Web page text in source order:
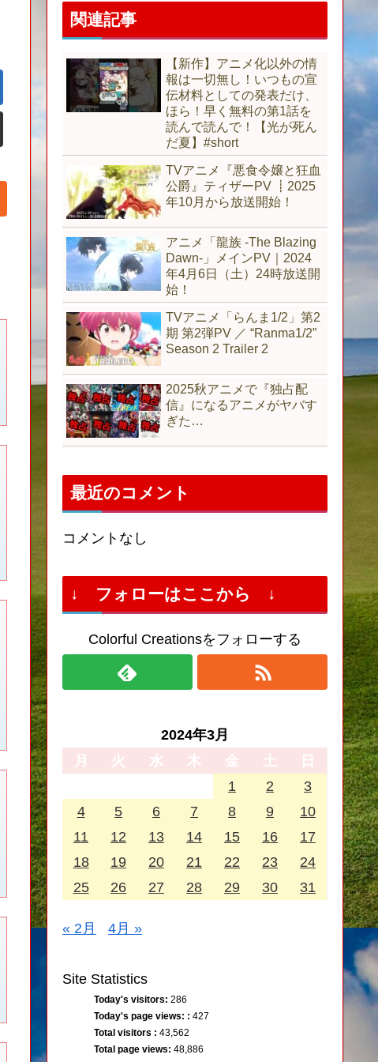
関連記事
【新作】アニメ化以外の情
報は一切無し！いつもの宣
伝材料としての発表だけ、
ほら！早く無料の第1話を
読んで読んで！【光が死ん
だ夏】#short
TVアニメ『悪食令嬢と狂血
公爵』ティザーPV ┋2025
年10月から放送開始！
アニメ「龍族 -The Blazing
Dawn-」メインPV｜2024
年4月6日（土）24時放送開
始！
TVアニメ「らんま1/2」第2
期 第2弾PV ／ “Ranma1/2”
Season 2 Trailer 2
2025秋アニメで『独占配
信』になるアニメがヤバす
ぎた…
最近のコメント
コメントなし
↓ フォローはここから ↓
Colorful Creationsをフォローする
2024年3月
月
火 水 木 金 土
日
1
2
3
4
5 6 7 8 9
10
11
12 13 14 15 16
17
18
19 20 21 22 23
24
25
26 27 28 29 30 31
« 2月 4月 »
Site Statistics
Today's visitors: 286
Today's page views: : 427
Total visitors : 43,562
Total page views: 48,886